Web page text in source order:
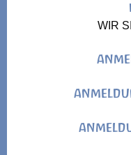
WIR